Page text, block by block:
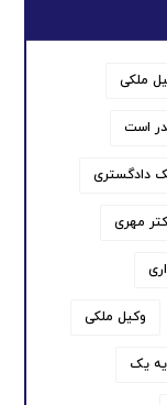
ملکی
است
دادگستری
مهری
وکیل ملکی
یک